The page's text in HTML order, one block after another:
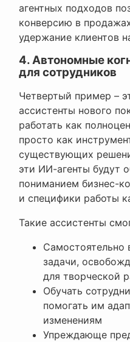
агентных подходов
конверсию в
удержание клиентов
4. Автономные
для сотрудников
Четвертый пример –
ассистенты нового
работать как
просто как
существующих
эти ИИ-агенты будут
пониманием бизнес-
и специфики работы
Такие ассистенты
Самостоятельно
задачи,
для творческой
Обучать
помогать им
изменениям
Упреждающе